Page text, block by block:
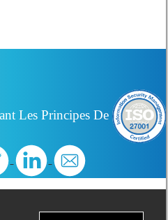
Les Principes De